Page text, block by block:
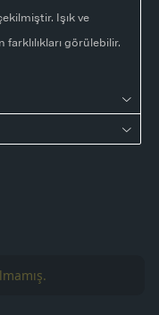
Işık ve
görülebilir.